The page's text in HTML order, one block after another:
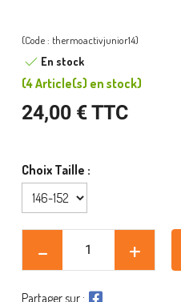
(Code : thermoactivjunior14)
En stock
(4 Article(s) en stock)
24,00 € TTC
Choix Taille :
Partager sur :